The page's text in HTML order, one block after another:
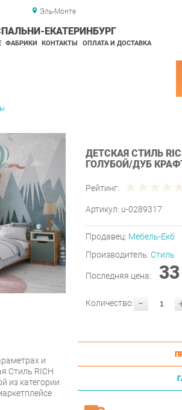
Эль-Монте
ЕКАТЕРИНБУРГ
ФАБРИКИ КОНТАКТЫ ОПЛАТА И ДОСТАВКА
ДЕТСКАЯ СТИЛЬ
ГОЛУБОЙ/ДУБ
Рейтинг:
Артикул: u-0289317
Продавец: Мебель-Екб
Производитель: Стиль
Последняя цена:
-
Количество:
и
Стиль RICH
из категории